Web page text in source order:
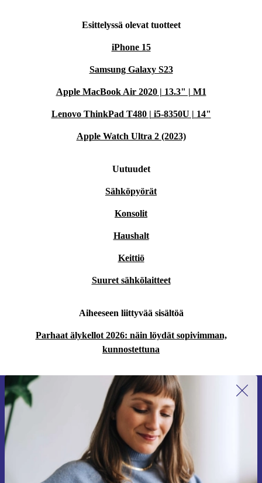
Esittelyssä olevat tuotteet
iPhone 15
Samsung Galaxy S23
Apple MacBook Air 2020 | 13.3" | M1
Lenovo ThinkPad T480 | i5-8350U | 14"
Apple Watch Ultra 2 (2023)
Uutuudet
Sähköpyörät
Konsolit
Haushalt
Keittiö
Suuret sähkölaitteet
Aiheeseen liittyvää sisältöä
Parhaat älykellot 2026: näin löydät sopivimman,
kunnostettuna
Liity ensimmäistä kertaa uutiskirjeen
tilaajaksi ja säästä 15 €!
Älä missaa enää yhtäkään tarjousta.